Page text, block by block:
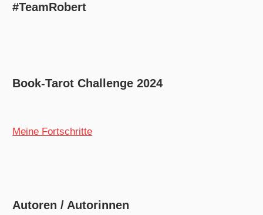
#TeamRobert
Book-Tarot Challenge 2024
Meine Fortschritte
Autoren / Autorinnen